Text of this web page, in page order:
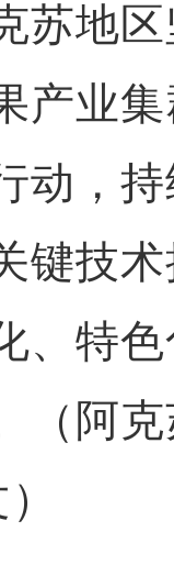
地区
产业
动，
键技
、特
（阿